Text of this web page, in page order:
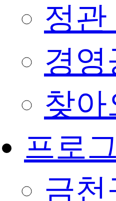
정관
경영
찾
프로
금